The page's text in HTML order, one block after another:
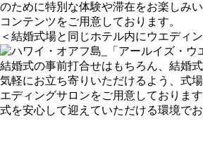
のために特別な体験や滞在をお楽しみ
コンテンツをご用意しております。
＜結婚式場と同じホテル内にウエディ
結婚式の事前打合せはもちろん、結婚
気軽にお立ち寄りいただけるよう、式
エディングサロンをご用意しておりま
式を安心して迎えていただける環境で